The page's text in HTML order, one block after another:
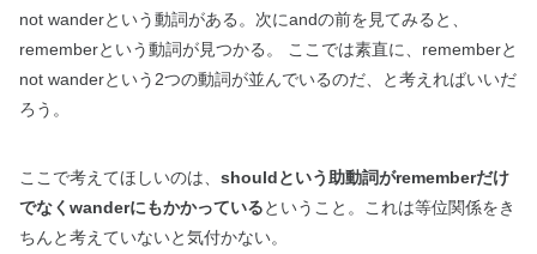
not wanderという動詞がある。次にandの前を見てみると、
rememberという動詞が見つかる。 ここでは素直に、rememberと
not wanderという2つの動詞が並んでいるのだ、と考えればいいだ
ろう。
ここで考えてほしいのは、 shouldという助動詞がrememberだけ
でなくwanderにもかかっているということ。これは等位関係をき
ちんと考えていないと気付かない。